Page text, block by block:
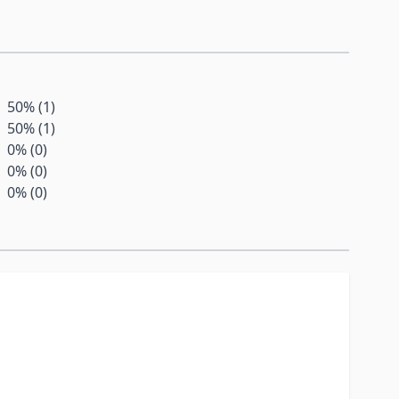
mit Wasser zu einer Mahlzeit
Ernährung und eine gesunde
überschritten werden. Kühl und
Kindern aufbewahren.
50% (1)
50% (1)
0% (0)
0% (0)
0% (0)